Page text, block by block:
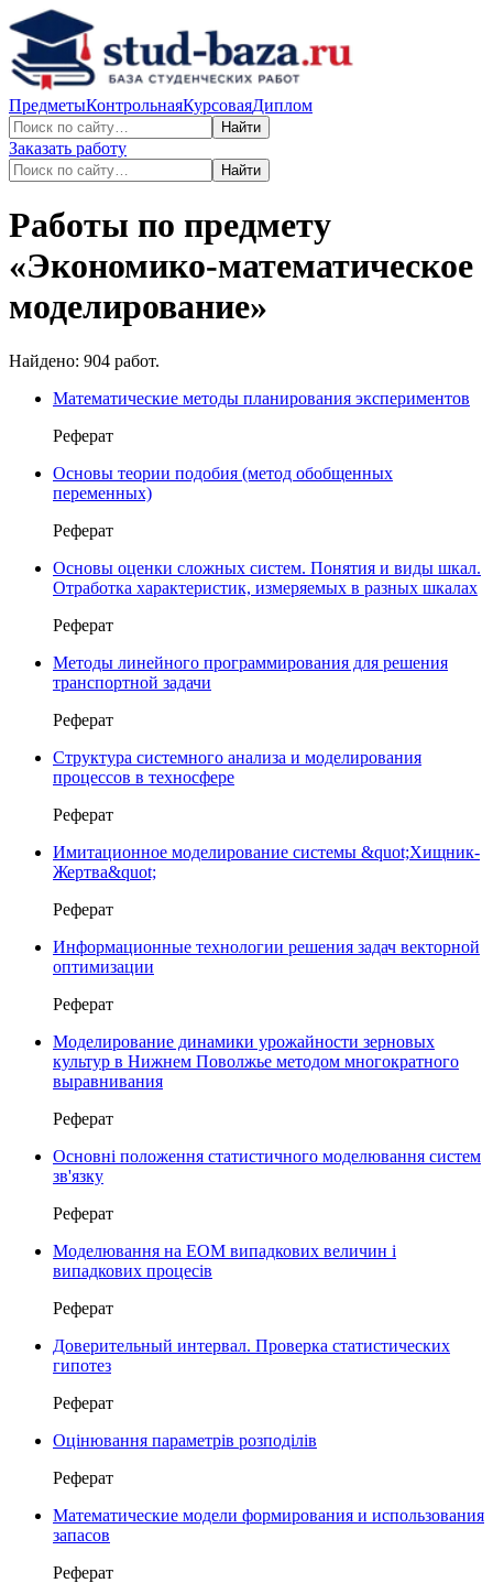
ПредметыКонтрольнаяКурсоваяДиплом
Найти
Заказать работу
Найти
Работы по предмету
«Экономико-математическое
моделирование»
Найдено: 904 работ.
Математические методы планирования экспериментов
Реферат
Основы теории подобия (метод обобщенных
переменных)
Реферат
Основы оценки сложных систем. Понятия и виды шкал.
Отработка характеристик, измеряемых в разных шкалах
Реферат
Методы линейного программирования для решения
транспортной задачи
Реферат
Структура системного анализа и моделирования
процессов в техносфере
Реферат
Имитационное моделирование системы &quot;Хищник-
Жертва&quot;
Реферат
Информационные технологии решения задач векторной
оптимизации
Реферат
Моделирование динамики урожайности зерновых
культур в Нижнем Поволжье методом многократного
выравнивания
Реферат
Основні положення статистичного моделювання систем
зв'язку
Реферат
Моделювання на ЕОМ випадкових величин і
випадкових процесів
Реферат
Доверительный интервал. Проверка статистических
гипотез
Реферат
Оцінювання параметрів розподілів
Реферат
Математические модели формирования и использования
запасов
Реферат